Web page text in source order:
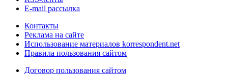
E-mail рассылка
Контакты
Реклама на сайте
Использование материалов korrespondent.net
Правила пользования сайтом
Договор пользования сайтом